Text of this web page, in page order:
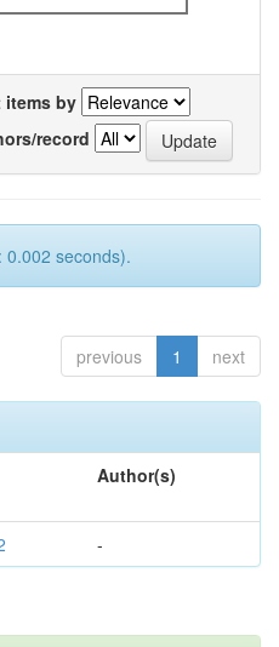
items by
record
0.002 seconds).
previous 1 next
Author(s)
-